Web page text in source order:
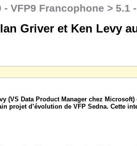
VFP9 Francophone > 5.1
Griver et Ken Levy
(VS Data Product Manager chez
projet d’évolution de VFP Sedna. Cette